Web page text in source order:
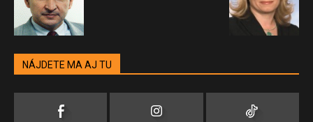
NÁJDETE MA AJ TU